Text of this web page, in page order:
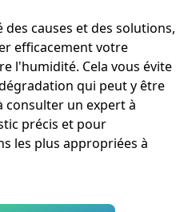
causes et des solutions,
efficacement votre
l'humidité. Cela vous évite
qui peut y être
consulter un expert à
précis et pour
les plus appropriées à